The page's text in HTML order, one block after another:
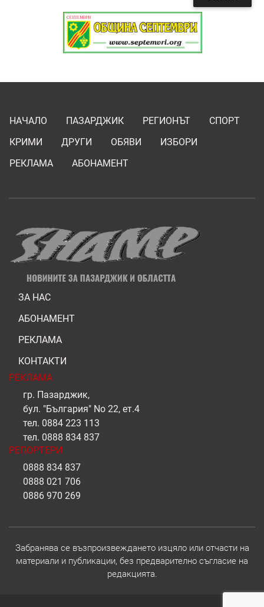
НАЧАЛО ПАЗАРДЖИК РЕГИОНЪТ
СПОРТ
КРИМИ
ДРУГИ ОБЯВИ
ИЗБОРИ
РЕКЛАМА
АБОНАМЕНТ
ЗА НАС
АБОНАМЕНТ
РЕКЛАМА
КОНТАКТИ
РЕКЛАМА
гр. Пазарджик,
бул. "България" No 22, ет.4
тел. 0884 223 113
тел. 0888 834 837
РЕПОРТЕРИ
0888 834 837
0888 021 706
0886 970 269
Забранява се възпроизвеждането изцяло или отчасти на
материали и публикации, без предварително съгласие на
редакцията.